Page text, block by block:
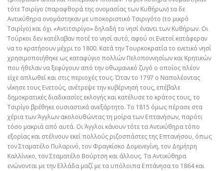
τότε Τσιρίγο (παραφθορά της ονομασίας των Κυθήρων) τα δε
Αντικύθηρα ονομάστηκαν με υποκοριστικό Τσιριγότο (το μικρό
Τσιρίγο) και όχι «Αντιτσιρίγο» δηλαδή το νησί έναντι των Κυθήρων. Οι
Τούρκοι δεν κατέλαβαν ποτέ το νησί αυτό, αφού οι Ενετοί κατάφεραν
να το κρατήσουν μέχρι το 1800. Κατά την Τουρκοκρατία το ενετικό νησί
χρησιμοποιήθηκε ως καταφύγιο πολλών Πελοποννησίων και Κρητικών
που ήθελαν να ξεφύγουν από την οθωμανικό ζυγό ο οποίος πλέον
είχε απλωθεί και στις περιοχές τους. Όταν το 1797 ο Ναπολέοντας
νίκησε τους Ενετούς, ανέτρεψε την κυβέρνησή τους, επέβαλε
δημοκρατικές διαδικασίες εκλογής και κατέλυσε το κράτος τους, το
Τσιρίγο βρέθηκε ουσιαστικά ανεξάρτητο. Το 1815 όμως πέρασε στα
χέρια των Άγγλων ακολουθώντας τη μοίρα των Επτανήσων, παρότι
τόσο μακριά από αυτά. Οι Άγγλοι κάνουν τότε τα Αντικύθηρα τόπο
εξορίας και στέλνουν εκεί πολλούς ριζοσπάστες της Επτανήσου, όπως
τον Σταματέλο Πυλαρινό, τον Φραγκίσκο Δομενεγίνη, τον Δημήτρη
Καλλίνικο, τον Σταματέλο Βούρτση και άλλους. Τα Αντικύθηρα
ενώνονται με την Ελλάδα μαζί με τα υπόλοιπα Επτάνησα το 1864 και